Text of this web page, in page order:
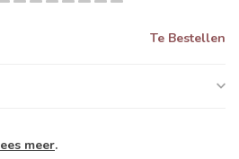
Te Bestellen
meer.